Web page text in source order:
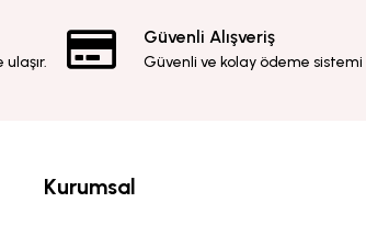
Güvenli Alışveriş
Güvenli ve kolay ödeme sistemi
Kurumsal